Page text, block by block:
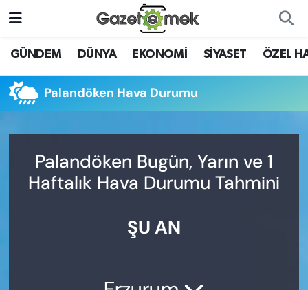
GÜNDEM DÜNYA EKONOMİ SİYASET ÖZEL
Palandöken Hava Durumu
Palandöken Bugün, Yarın ve 1
Haftalık Hava Durumu Tahmini
ŞU AN
DÜNYA
EKONOMİ
YENİ MEDYADA EMEK
GAZETECİLİĞİNİ GELİŞTİRMEK
Nöbetçi Eczaneler
Hava Durumu
Trafik Durumu
Süper Lig Puan Durumu ve Fikstür